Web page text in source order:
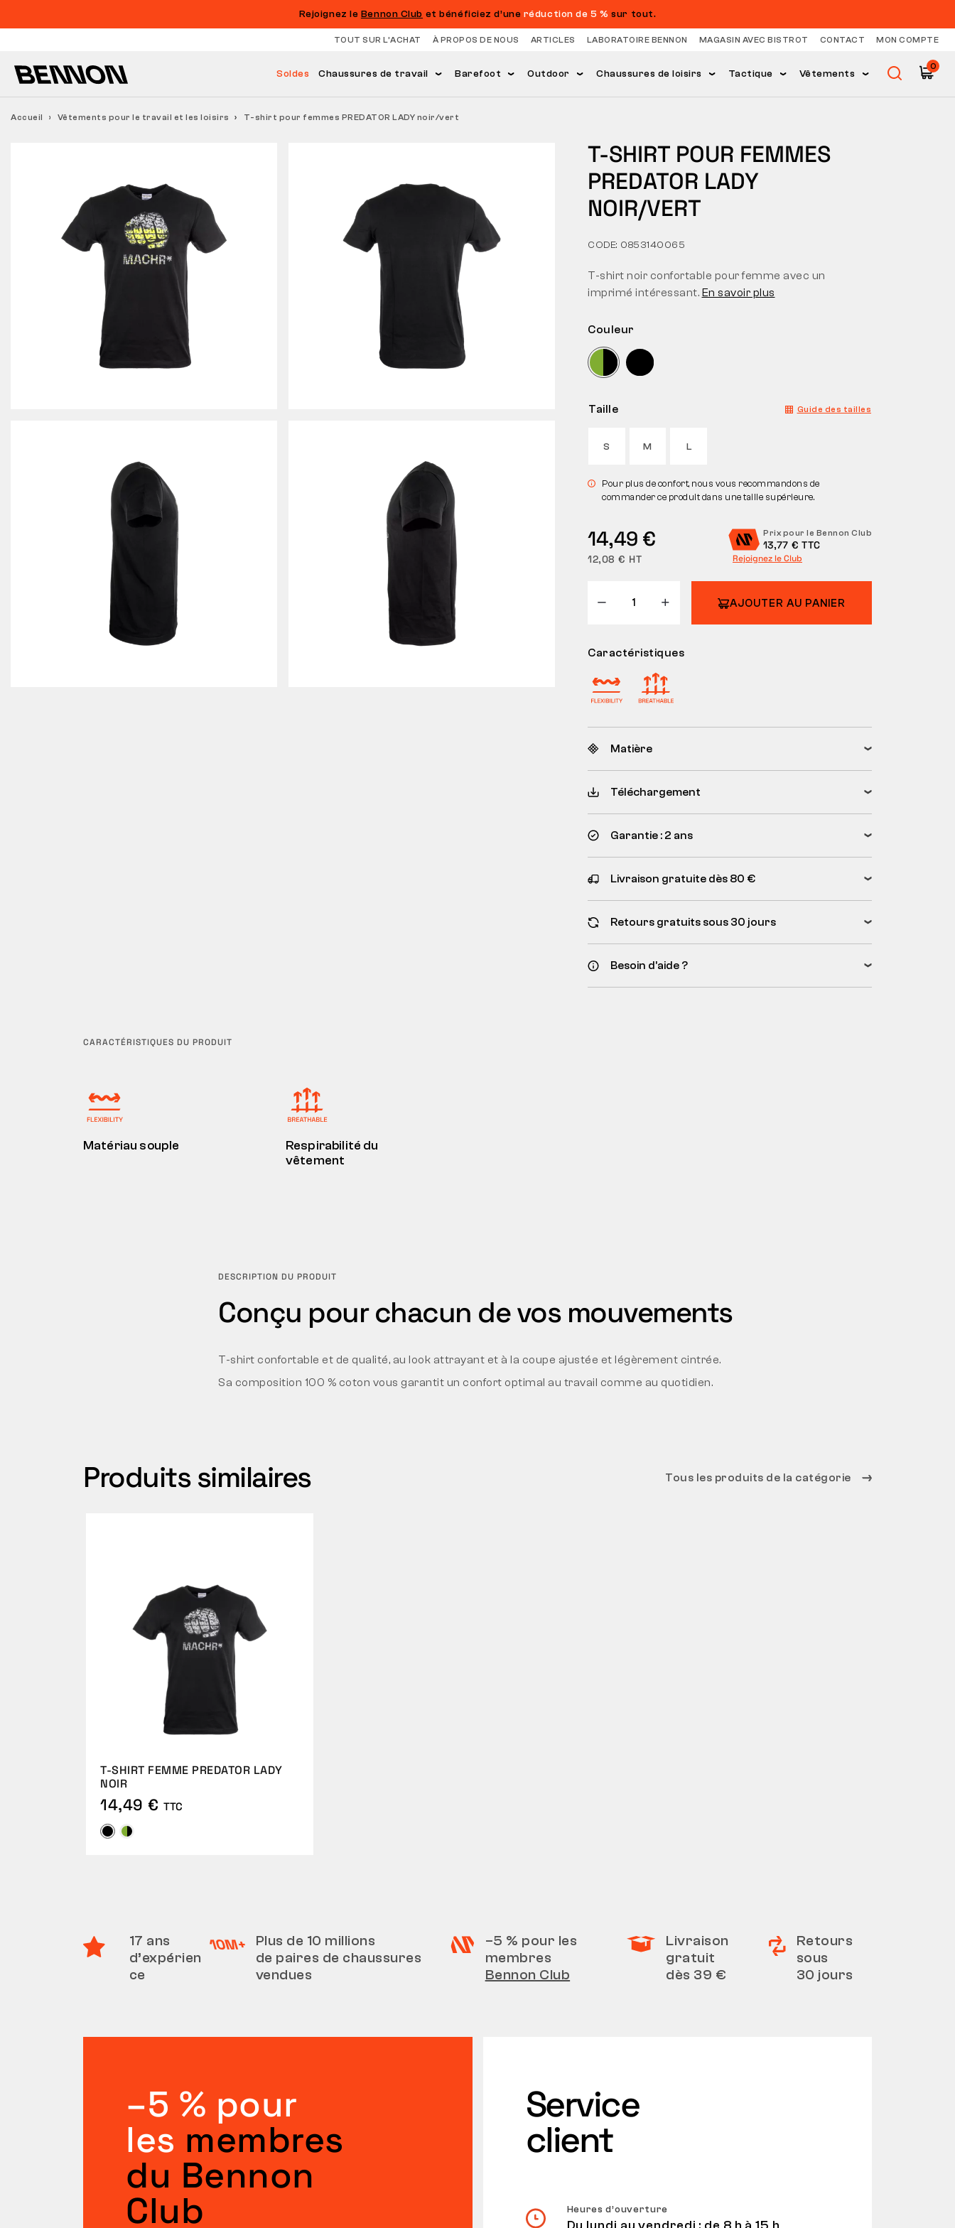
Rejoignez le Bennon Club et bénéficiez d’une réduction de 5 % sur tout.
TOUT SUR L’ACHAT À PROPOS DE NOUS ARTICLES LABORATOIRE BENNON MAGASIN AVEC BISTROT CONTACT MON COMPTE
Soldes Chaussures de travail Barefoot Outdoor Chaussures de loisirs Tactique Vêtements
0
Accueil Vêtements pour le travail et les loisirs T-shirt pour femmes PREDATOR LADY noir/vert
T-SHIRT POUR FEMMES
PREDATOR LADY
NOIR/VERT
CODE: 0853140065
Couleur
Taille Guide des tailles
S M L
Pour plus de confort, nous vous recommandons de
commander ce produit dans une taille supérieure.
14,49 €
12,08 € HT
Prix pour le Bennon Club
13,77 € TTC
Rejoignez le Club
AJOUTER AU PANIER
Caractéristiques
T-shirt noir confortable pour femme avec un
imprimé intéressant. En savoir plus
Matière
Téléchargement
Garantie : 2 ans
Livraison gratuite dès 80 €
Retours gratuits sous 30 jours
Besoin d’aide ?
CARACTÉRISTIQUES DU PRODUIT
Matériau souple
Respirabilité du
vêtement
DESCRIPTION DU PRODUIT
Conçu pour chacun de vos mouvements
T-shirt confortable et de qualité, au look attrayant et à la coupe ajustée et légèrement cintrée.
Sa composition 100 % coton vous garantit un confort optimal au travail comme au quotidien.
Produits similaires Tous les produits de la catégorie
T-SHIRT FEMME PREDATOR LADY
NOIR
14,49 € TTC
17 ans
d’expérien
ce
Plus de 10 millions
de paires de chaussures
vendues
–5 % pour les
membres
Bennon Club
Livraison
gratuit
dès 39 €
Retours
sous
30 jours
–5 % pour
les membres
du Bennon
Club
Service
client
Heures d’ouverture